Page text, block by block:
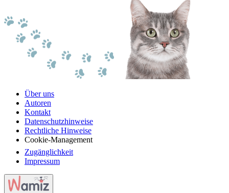
Über uns
Autoren
Kontakt
Datenschutzhinweise
Rechtliche Hinweise
Cookie-Management
Zugänglichkeit
Impressum